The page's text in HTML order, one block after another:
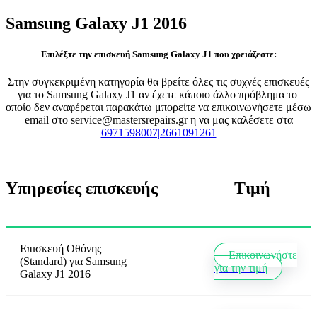
Samsung Galaxy J1 2016
Επιλέξτε την επισκευή Samsung Galaxy J1 που χρειάζεστε:
Στην συγκεκριμένη κατηγορία θα βρείτε όλες τις συχνές επισκευές
για το Samsung Galaxy J1 αν έχετε κάποιο άλλο πρόβλημα το
οποίο δεν αναφέρεται παρακάτω μπορείτε να επικοινωνήσετε μέσω
email στο service@mastersrepairs.gr η να μας καλέσετε στα
6971598007|2661091261
Υπηρεσίες επισκευής Τιμή
Επισκευή Οθόνης
(Standard) για Samsung
Galaxy J1 2016
Επικοινωνήστε
για την τιμή